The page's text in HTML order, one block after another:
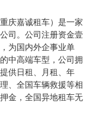
庆嘉诚租车）是一家
司。公司注册资金壹
为国内外企事业单
中高端车型，公司拥
供日租、月租、年
、全国车辆救援等相
金，全国异地租车无